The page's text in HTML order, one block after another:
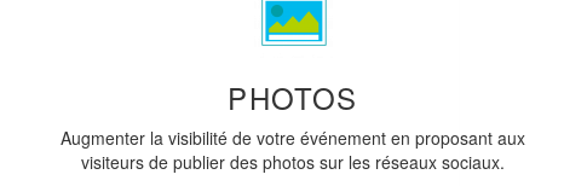
PHOTOS
Augmenter la visibilité de votre événement en proposant aux
visiteurs de publier des photos sur les réseaux sociaux.